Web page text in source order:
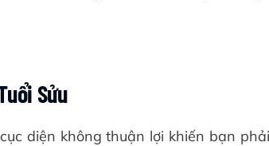
Sửu
diện không thuận lợi khiến bạn phải